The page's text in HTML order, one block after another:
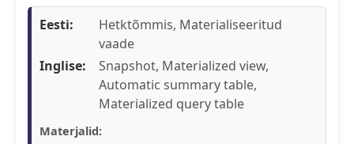
Eesti:
Hetktõmmis, Materialiseeritud
vaade
Inglise:
Snapshot, Materialized view,
Automatic summary table,
Materialized query table
Materjalid: